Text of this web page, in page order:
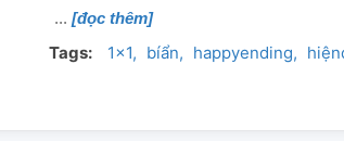
mặt nạ hoa lệ có lẽ là bộ mặt dữ tợn,
định phải rửa sạch lớp son phấn.
[đọc thêm]
Tags: 1x1 bíẩn happyending